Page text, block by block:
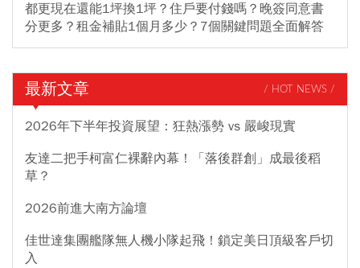
都更現在還能1坪換1坪？住戶要付錢嗎？晚簽同意書
分更多？租金補貼1個月多少？7個關鍵問題全面解答
最新文章 / HOT NEWS /
2026年下半年投資展望：狂熱漲勢 vs 嚴峻現實
友達二把手柯富仁裸辭內幕！「落後群創」成最後稻
草？
2026前進大南方論壇
佳世達集團艦隊無人機小隊起飛！鎖定美日頂級客戶切
入